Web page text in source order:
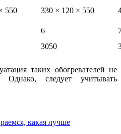
550 330 × 120 × 550
6
3050
таких обогревателей не
Однако, следует учитывать
какая лучше